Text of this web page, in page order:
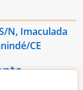
N, Imaculada
CE